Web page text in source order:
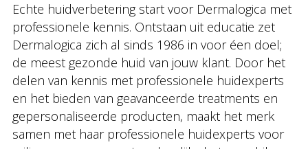
Echte huidverbetering start voor Dermalogica met
professionele kennis. Ontstaan uit educatie zet
Dermalogica zich al sinds 1986 in voor éen doel;
de meest gezonde huid van jouw klant. Door het
delen van kennis met professionele huidexperts
en het bieden van geavanceerde treatments en
gepersonaliseerde producten, maakt het merk
samen met haar professionele huidexperts voor